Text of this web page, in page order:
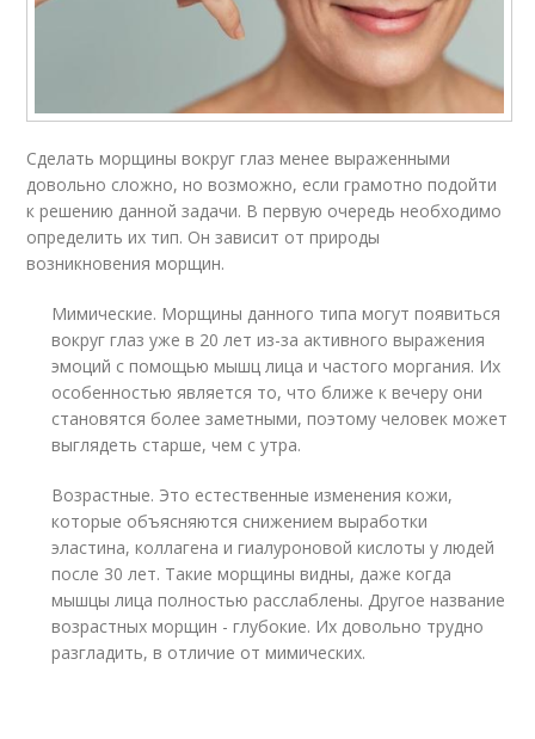
Сделать морщины вокруг глаз менее выраженными
довольно сложно, но возможно, если грамотно подойти
к решению данной задачи. В первую очередь необходимо
определить их тип. Он зависит от природы
возникновения морщин.
Мимические. Морщины данного типа могут появиться
вокруг глаз уже в 20 лет из-за активного выражения
эмоций с помощью мышц лица и частого моргания. Их
особенностью является то, что ближе к вечеру они
становятся более заметными, поэтому человек может
выглядеть старше, чем с утра.
Возрастные. Это естественные изменения кожи,
которые объясняются снижением выработки
эластина, коллагена и гиалуроновой кислоты у людей
после 30 лет. Такие морщины видны, даже когда
мышцы лица полностью расслаблены. Другое название
возрастных морщин - глубокие. Их довольно трудно
разгладить, в отличие от мимических.